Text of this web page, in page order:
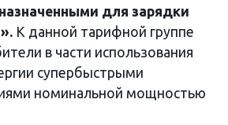
для зарядки
К данной тарифной группе
в части использования
супербыстрыми
номинальной мощностью